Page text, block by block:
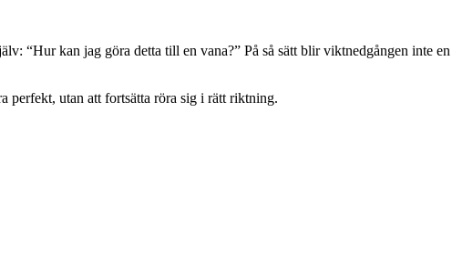
“Hur kan jag göra detta till en vana?” På så sätt blir viktnedgången inte en
perfekt, utan att fortsätta röra sig i rätt riktning.